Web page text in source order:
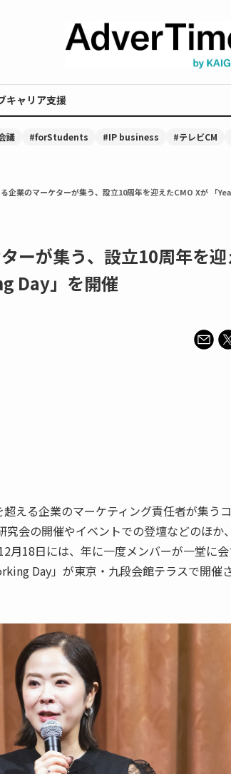
キャリア支援
議 #forStudents #IP business #テレビCM
る企業のマーケターが集う、設立10周年を迎えたCMO Xが
ーが集う、設立10周年を迎
Day」を開催
える企業のマーケティング責任者が集う
究会の開催やイベントでの登壇などのほか
月18日には、年に一度メンバーが一堂に
Day」が東京・九段会館テラスで開催